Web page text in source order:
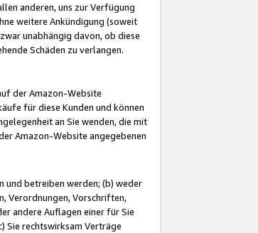
anderen, uns zur Verfügung
weitere Ankündigung (soweit
unabhängig davon, ob diese
Schäden zu verlangen.
der Amazon-Website
für diese Kunden und können
an Sie wenden, die mit
Amazon-Website angegebenen
und betreiben werden; (b) weder
Verordnungen, Vorschriften,
andere Auflagen einer für Sie
Sie rechtswirksam Verträge